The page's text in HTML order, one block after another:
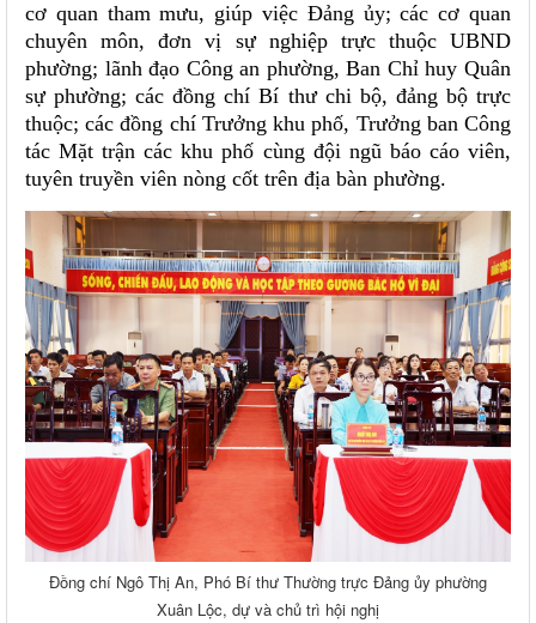
cơ quan tham mưu, giúp việc Đảng ủy; các cơ quan
chuyên môn, đơn vị sự nghiệp trực thuộc UBND
phường; lãnh đạo Công an phường, Ban Chỉ huy Quân
sự phường; các đồng chí Bí thư chi bộ, đảng bộ trực
thuộc; các đồng chí Trưởng khu phố, Trưởng ban Công
tác Mặt trận các khu phố cùng đội ngũ báo cáo viên,
tuyên truyền viên nòng cốt trên địa bàn phường.
Đồng chí Ngô Thị An, Phó Bí thư Thường trực Đảng ủy phường
Xuân Lộc, dự và chủ trì hội nghị